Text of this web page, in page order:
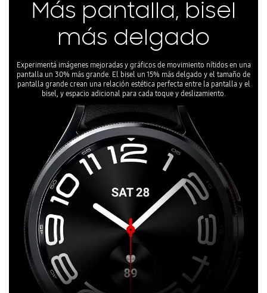
Más pantalla, bisel
más delgado
Experimentá imágenes mejoradas y gráficos de movimiento nítidos en una
pantalla un 30% más grande. El bisel un 15% más delgado y el tamaño de
pantalla grande crean una relación estética perfecta entre la pantalla y el
bisel, y espacio adicional para cada toque y deslizamiento.